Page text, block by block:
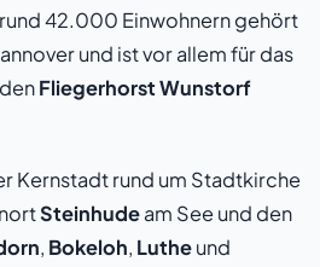
42.000 Einwohnern gehört
und ist vor allem für das
Fliegerhorst Wunstorf
Kernstadt rund um Stadtkirche
Steinhudeam See und den
, Bokeloh, Lutheund